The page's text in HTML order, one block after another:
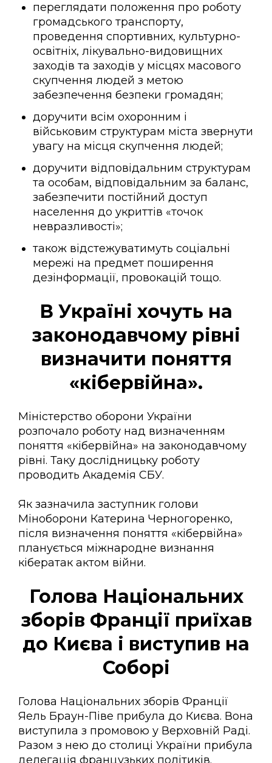
переглядати положення про роботу
громадського транспорту,
проведення спортивних, культурно-
освітніх, лікувально-видовищних
заходів та заходів у місцях масового
скупчення людей з метою
забезпечення безпеки громадян;
доручити всім охоронним і
військовим структурам міста звернути
увагу на місця скупчення людей;
доручити відповідальним структурам
та особам, відповідальним за баланс,
забезпечити постійний доступ
населення до укриттів «точок
невразливості»;
також відстежуватимуть соціальні
мережі на предмет поширення
дезінформації, провокацій тощо.
В Україні хочуть на
законодавчому рівні
визначити поняття
«кібервійна».
Міністерство оборони України
розпочало роботу над визначенням
поняття «кібервійна» на законодавчому
рівні. Таку дослідницьку роботу
проводить Академія СБУ.
Як зазначила заступник голови
Міноборони Катерина Черногоренко,
після визначення поняття «кібервійна»
планується міжнародне визнання
кібератак актом війни.
Голова Національних
зборів Франції приїхав
до Києва і виступив на
Соборі
Голова Національних зборів Франції
Яель Браун-Піве прибула до Києва. Вона
виступила з промовою у Верховній Раді.
Разом з нею до столиці України прибула
делегація французьких політиків.